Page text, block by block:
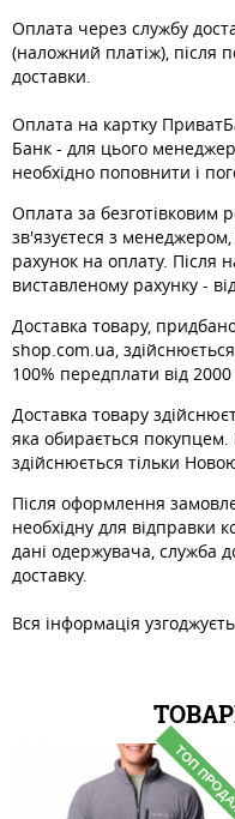
Оплата через службу
(наложний платіж), після
доставки.
Оплата на картку
Банк - для цього
необхідно поповнити і
Оплата за безготівковим
зв'язуєтеся з
рахунок на оплату. Після
виставленому рахунку -
Доставка товару,
shop.com.ua,
100% передплати від
Доставка товару
яка обирається
здійснюється тільки
Після оформлення
необхідну для відправки
дані одержувача, служба
доставку.
Вся інформація
ТОП